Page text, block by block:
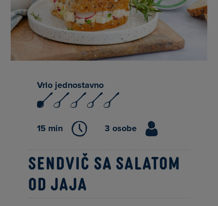
Vrlo jednostavno
15 min 3 osobe
Sendvič sa salatom
od jaja